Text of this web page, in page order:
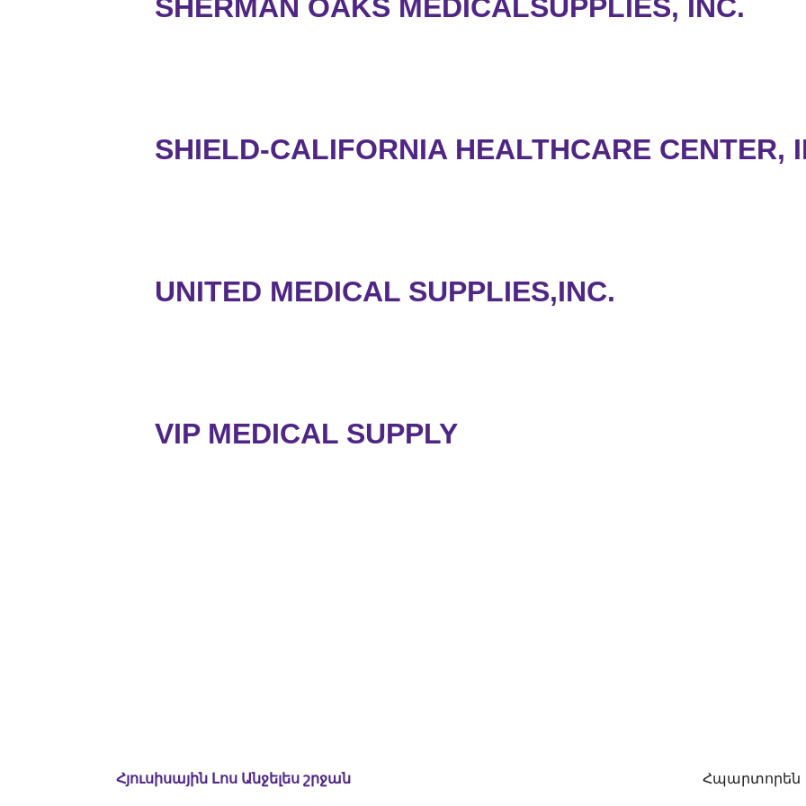
SHERMAN OAKS MEDICALSUPPLIES, INC.
SHIELD-CALIFORNIA HEALTHCARE CENTER,
UNITED MEDICAL SUPPLIES,INC.
VIP MEDICAL SUPPLY
Հյուսիսային Լոս Անջելես շրջան Հպարտորեն